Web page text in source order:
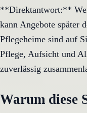
**Direktantwort:**
kann Angebote später
Pflegeheime sind auf
Pflege, Aufsicht und
zuverlässig
Warum diese